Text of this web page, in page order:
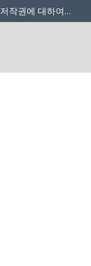
저작권에 대하여…